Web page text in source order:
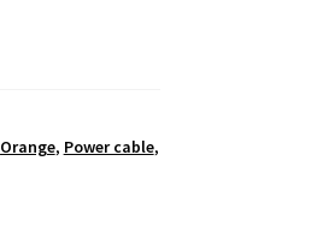
Orange, Power cable,